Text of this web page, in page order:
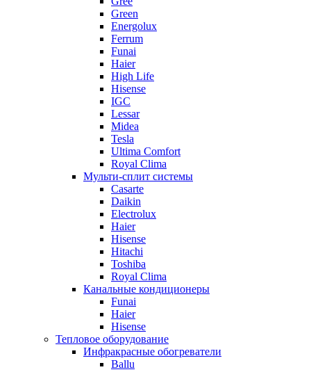
Green
Energolux
Ferrum
Funai
Haier
High Life
Hisense
IGC
Lessar
Midea
Tesla
Ultima Comfort
Royal Clima
Мульти-сплит системы
Casarte
Daikin
Electrolux
Haier
Hisense
Hitachi
Toshiba
Royal Clima
Канальные кондиционеры
Funai
Haier
Hisense
Тепловое оборудование
Инфракрасные обогреватели
Ballu